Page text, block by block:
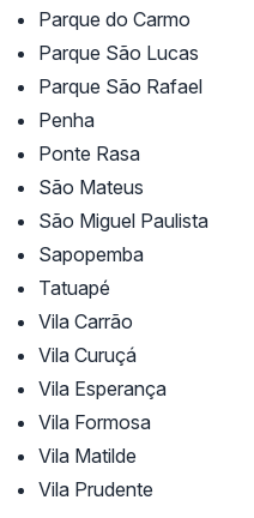
Parque do Carmo
Parque São Lucas
Parque São Rafael
Penha
Ponte Rasa
São Mateus
São Miguel Paulista
Sapopemba
Tatuapé
Vila Carrão
Vila Curuçá
Vila Esperança
Vila Formosa
Vila Matilde
Vila Prudente